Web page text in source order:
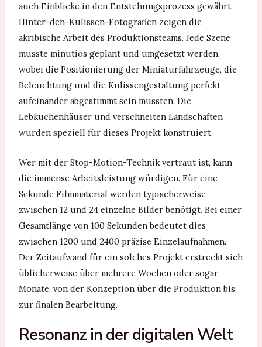
auch Einblicke in den Entstehungsprozess gewährt.
Hinter-den-Kulissen-Fotografien zeigen die
akribische Arbeit des Produktionsteams. Jede Szene
musste minutiös geplant und umgesetzt werden,
wobei die Positionierung der Miniaturfahrzeuge, die
Beleuchtung und die Kulissengestaltung perfekt
aufeinander abgestimmt sein mussten. Die
Lebkuchenhäuser und verschneiten Landschaften
wurden speziell für dieses Projekt konstruiert.
Wer mit der Stop-Motion-Technik vertraut ist, kann
die immense Arbeitsleistung würdigen. Für eine
Sekunde Filmmaterial werden typischerweise
zwischen 12 und 24 einzelne Bilder benötigt. Bei einer
Gesamtlänge von 100 Sekunden bedeutet dies
zwischen 1200 und 2400 präzise Einzelaufnahmen.
Der Zeitaufwand für ein solches Projekt erstreckt sich
üblicherweise über mehrere Wochen oder sogar
Monate, von der Konzeption über die Produktion bis
zur finalen Bearbeitung.
Resonanz in der digitalen Welt